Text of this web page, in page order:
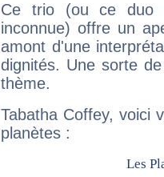
Ce trio (ou ce duo
inconnue) offre un
amont d'une
dignités. Une sorte
thème.
Tabatha Coffey, voici
planètes :